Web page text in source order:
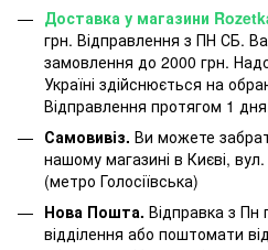
Доставка у магазини
грн. Відправлення з ПН СБ.
замовлення до 2000 грн.
Україні здійснюється на
Відправлення протягом 1
Самовивіз. Ви можете
нашому магазині в Києві,
(метро Голосіївська)
Нова Пошта. Відправка з
відділення або поштомати